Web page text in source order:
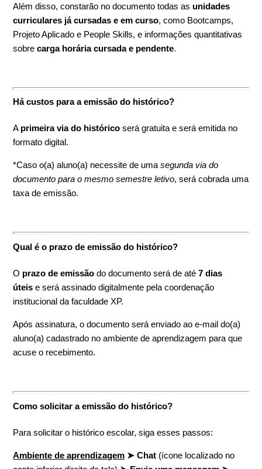
Além disso, constarão no documento todas as unidades
curriculares já cursadas e em curso, como Bootcamps,
Projeto Aplicado e People Skills, e informações quantitativas
sobre carga horária cursada e pendente.
Há custos para a emissão do histórico?
A primeira via do históricoserá gratuita e será emitida no
formato digital.
*Caso o(a) aluno(a) necessite de umasegunda via do
documento para o mesmo semestre letivo, será cobrada uma
taxa de emissão.
Qual é o prazo de emissão do histórico?
O prazo de emissão do documento será de até7 dias
úteise será assinado digitalmente pela coordenação
institucional da faculdade XP.
Após assinatura, o documento será enviado ao e-mail do(a)
aluno(a) cadastrado no ambiente de aprendizagem para que
acuse o recebimento.
Como solicitar a emissão do histórico?
Para solicitar o histórico escolar, siga esses passos:
Ambiente de aprendizagem ➤ Chat (ícone localizado no